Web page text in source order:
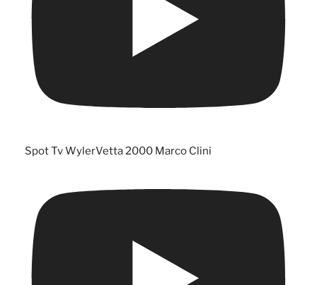
Spot Tv WylerVetta 2000 Marco Clini